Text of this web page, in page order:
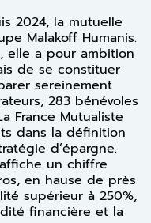
2024, la mutuelle
Malakoff Humanis.
elle a pour ambition
de se constituer
sereinement
283 bénévoles
France Mutualiste
dans la définition
d’épargne.
un chiffre
en hause de près
supérieur à 250%,
financière et la